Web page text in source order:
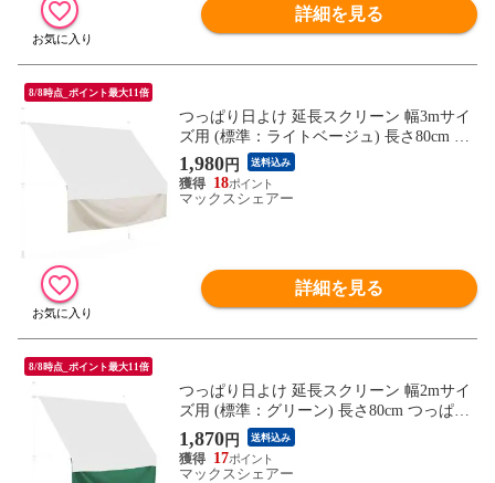
詳細を見る
8/8時点_ポイント最大11倍
つっぱり日よけ 延長スクリーン 幅3mサイ
ズ用 (標準：ライトベージュ) 長さ80cm つ
っぱり日よけスクリーン サンシェード シ
ェード オーニング ※延長用スクリーンの
み/日よけ本体別売 送料無料
1,980円 送料込み
18
マックスシェアー
詳細を見る
8/8時点_ポイント最大11倍
つっぱり日よけ 延長スクリーン 幅2mサイ
ズ用 (標準：グリーン) 長さ80cm つっぱり
日よけスクリーン サンシェード シェード
オーニング ※延長用スクリーンのみ/日よ
け本体別売 送料無料
1,870円 送料込み
17
マックスシェアー